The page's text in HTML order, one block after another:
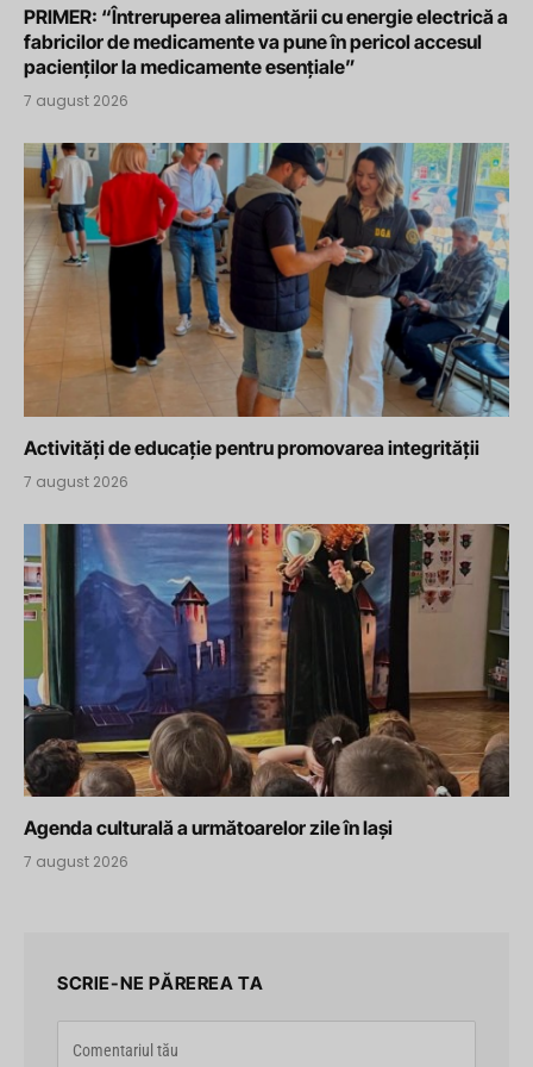
PRIMER: “Întreruperea alimentării cu energie electrică a
fabricilor de medicamente va pune în pericol accesul
pacienților la medicamente esențiale”
7 august 2026
Activități de educație pentru promovarea integrității
7 august 2026
Agenda culturală a următoarelor zile în Iași
7 august 2026
SCRIE-NE PĂREREA TA